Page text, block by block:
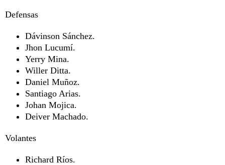
Defensas
Dávinson Sánchez.
Jhon Lucumí.
Yerry Mina.
Willer Ditta.
Daniel Muñoz.
Santiago Arias.
Johan Mojica.
Deiver Machado.
Volantes
Richard Ríos.